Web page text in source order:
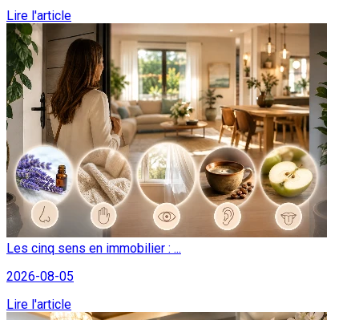
Lire l'article
Les cinq sens en immobilier : ...
2026-08-05
Lire l'article